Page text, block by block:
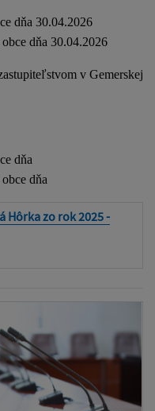
dňa 30.04.2026
dňa 30.04.2026
v Gemerskej
dňa
dňa
Hôrka zo rok 2025 -